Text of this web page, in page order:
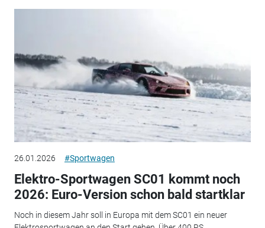
26.01.2026 #Sportwagen
Elektro-Sportwagen SC01 kommt noch
2026: Euro-Version schon bald startklar
Noch in diesem Jahr soll in Europa mit dem SC01 ein neuer